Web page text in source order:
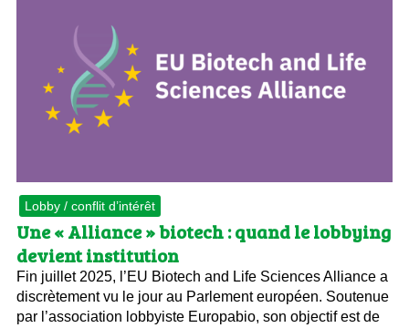
Lobby / conflit d’intérêt
Une « Alliance » biotech : quand le lobbying
devient institution
Fin juillet 2025, l’EU Biotech and Life Sciences Alliance a
discrètement vu le jour au Parlement européen. Soutenue
par l’association lobbyiste Europabio, son objectif est de